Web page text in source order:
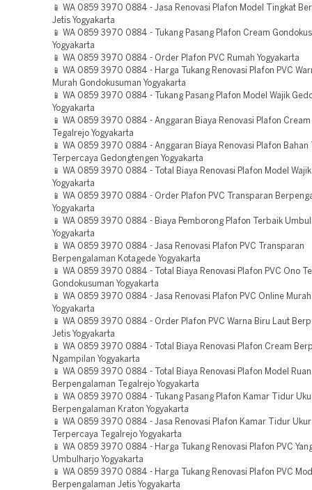
📱 WA 0859 3970 0884 - Jasa Renovasi Plafon Model Tingkat
Jetis Yogyakarta
📱 WA 0859 3970 0884 - Tukang Pasang Plafon Cream
Yogyakarta
📱 WA 0859 3970 0884 - Order Plafon PVC Rumah Yogyakarta
📱 WA 0859 3970 0884 - Harga Tukang Renovasi Plafon PVC
Murah Gondokusuman Yogyakarta
📱 WA 0859 3970 0884 - Tukang Pasang Plafon Model Wajik
Yogyakarta
📱 WA 0859 3970 0884 - Anggaran Biaya Renovasi Plafon
Tegalrejo Yogyakarta
📱 WA 0859 3970 0884 - Anggaran Biaya Renovasi Plafon Bahan
Terpercaya Gedongtengen Yogyakarta
📱 WA 0859 3970 0884 - Total Biaya Renovasi Plafon Model
Yogyakarta
📱 WA 0859 3970 0884 - Order Plafon PVC Transparan
Yogyakarta
📱 WA 0859 3970 0884 - Biaya Pemborong Plafon Terbaik
Yogyakarta
📱 WA 0859 3970 0884 - Jasa Renovasi Plafon PVC Transparan
Berpengalaman Kotagede Yogyakarta
📱 WA 0859 3970 0884 - Total Biaya Renovasi Plafon PVC Ono
Gondokusuman Yogyakarta
📱 WA 0859 3970 0884 - Jasa Renovasi Plafon PVC Online
Yogyakarta
📱 WA 0859 3970 0884 - Order Plafon PVC Warna Biru Laut
Jetis Yogyakarta
📱 WA 0859 3970 0884 - Total Biaya Renovasi Plafon Cream
Ngampilan Yogyakarta
📱 WA 0859 3970 0884 - Total Biaya Renovasi Plafon Model
Berpengalaman Tegalrejo Yogyakarta
📱 WA 0859 3970 0884 - Tukang Pasang Plafon Kamar Tidur
Berpengalaman Kraton Yogyakarta
📱 WA 0859 3970 0884 - Jasa Renovasi Plafon Kamar Tidur
Terpercaya Tegalrejo Yogyakarta
📱 WA 0859 3970 0884 - Harga Tukang Renovasi Plafon PVC
Umbulharjo Yogyakarta
📱 WA 0859 3970 0884 - Harga Tukang Renovasi Plafon PVC
Berpengalaman Jetis Yogyakarta